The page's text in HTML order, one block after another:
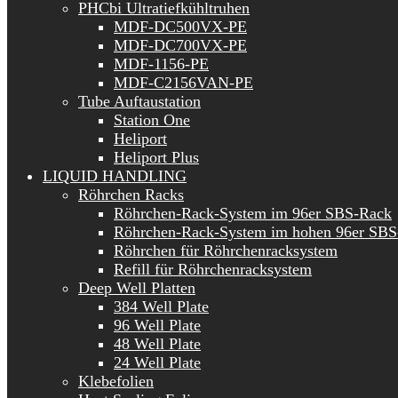
PHCbi Ultratiefkühltruhen
MDF-DC500VX-PE
MDF-DC700VX-PE
MDF-1156-PE
MDF-C2156VAN-PE
Tube Auftaustation
Station One
Heliport
Heliport Plus
LIQUID HANDLING
Röhrchen Racks
Röhrchen-Rack-System im 96er SBS-Rack
Röhrchen-Rack-System im hohen 96er
Röhrchen für Röhrchenracksystem
Refill für Röhrchenracksystem
Deep Well Platten
384 Well Plate
96 Well Plate
48 Well Plate
24 Well Plate
Klebefolien